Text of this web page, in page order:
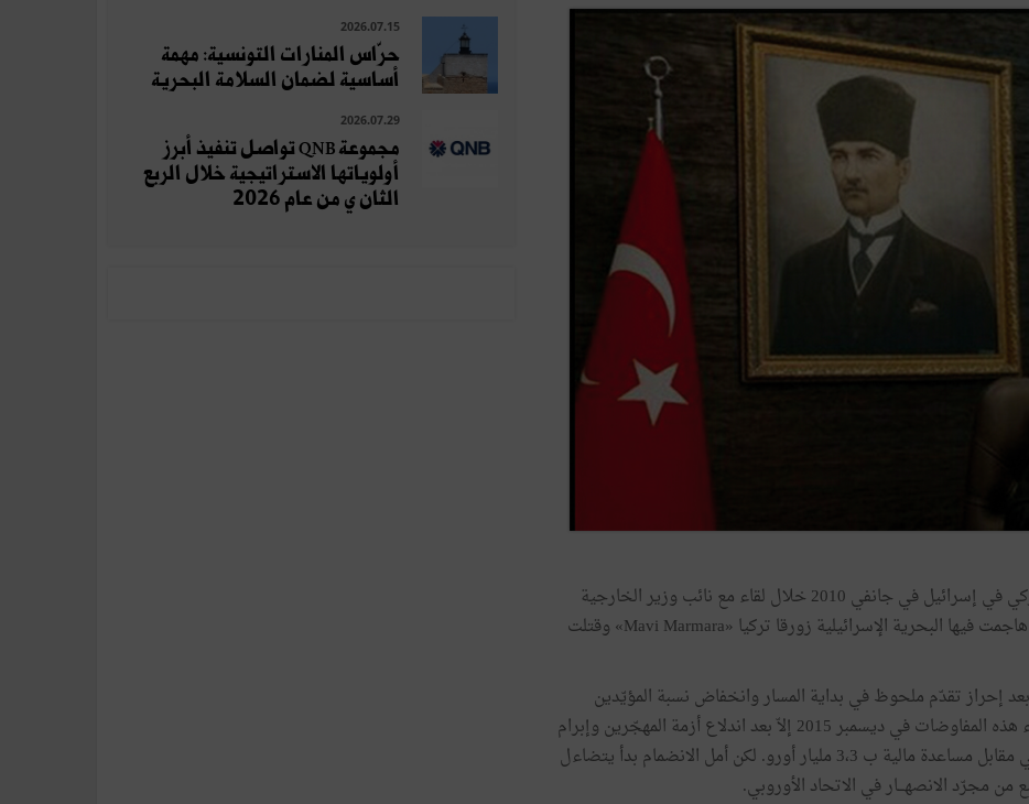
وتعدّدت بعد ذلك مظاهر الاختلاف بإهانة السفير التركي في إسرائيل في جانفي 2010 خلال لقاء مع نائب وزير الخارجية
الإسرائيلي وأحداث محــاولة كسر حصــــار غـــزّة التي هاجمت فيها البحرية الإسرائيلية زورقا تركيا «Mavi Marmara» وقتلت
إحراز تقدّم ملحوظ في بداية المسار وانخفاض نسبة المؤيّدين
للانضمام إلى 43 % بعد أن كانت 60 % ولم يتم إحياء هذه المفاوضات في ديسمبر 2015 إلاّ بعد اندلاع أزمة المهجّرين وإبرام
اتفاق حول هذا الموضوع بين تركيا والاتحاد الأوروبي مقابل مساعدة مالية ب 3،3 مليار أورو. لكن أمل الانضمام بدأ يتضاءل
مجرّد الانصهـــار في الاتحاد الأوروبي.
2026.07.15
حرّاس المنارات التونسية: مهمة
أساسية لضمان السلامة البحرية
2026.07.29
مجموعة QNB تواصل تنفيذ أبرز
أولوياتها الاستراتيجية خلال الربع
الثان ي من عام 2026